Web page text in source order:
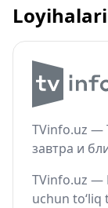
TVinfo.uz —
завтра и
TVinfo.uz —
uchun to‘liq